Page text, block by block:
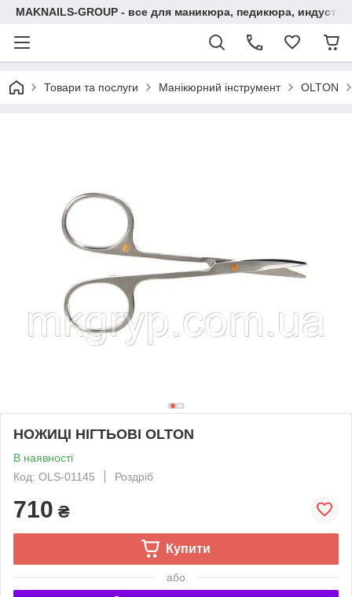
MAKNAILS-GROUP - все для маникюра, педикюра,
Товари та послуги Манікюрний інструмент OLTON
НОЖИЦІ НІГТЬОВІ OLTON
В наявності
Код: OLS-01145
Роздріб
710 ₴
Купити
або